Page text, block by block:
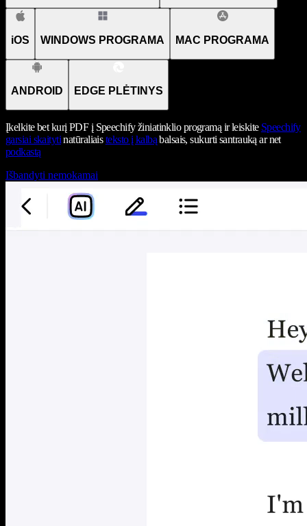
iOS WINDOWS PROGRAMA MAC PROGRAMA
ANDROID EDGE PLĖTINYS
Įkelkite bet kurį PDF į Speechify žiniatinklio programą ir leiskite Speechify
garsiai skaitytinatūraliaisteksto į kalbąbalsais, sukurti santrauką ar net
podkastą
Išbandyti nemokamai